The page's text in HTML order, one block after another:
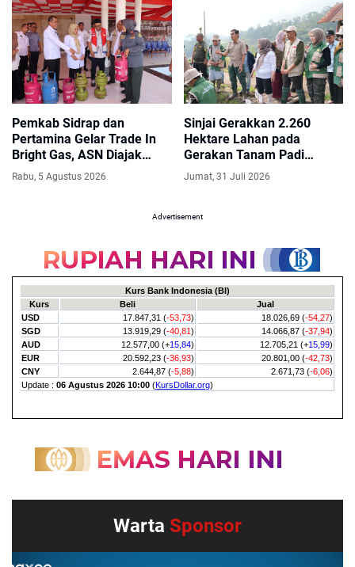
Pemkab Sidrap dan
Pertamina Gelar Trade In
Bright Gas, ASN Diajak
Beralih ke LPG Nonsubsidi
Rabu, 5 Agustus 2026
Sinjai Gerakkan 2.260
Hektare Lahan pada
Gerakan Tanam Padi
Serentak 50.000 Hektare
Jumat, 31 Juli 2026
Advertisement
Warta Sponsor